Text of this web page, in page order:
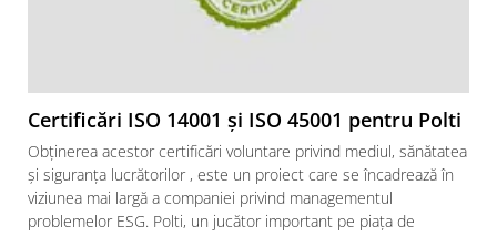
Certificări ISO 14001 și ISO 45001 pentru Polti
Obținerea acestor certificări voluntare privind mediul, sănătatea
și siguranța lucrătorilor , este un proiect care se încadrează în
viziunea mai largă a companiei privind managementul
problemelor ESG. Polti, un jucător important pe piața de